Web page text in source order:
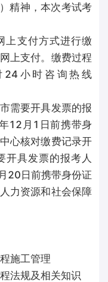
精神，本次考试考
上支付方式进行缴
上支付。缴费过程
24小时咨询热线
需要开具发票的报
12月1日前携带身
心核对缴费记录开
开具发票的报考人
20日前携带身份证
力资源和社会保障
施工管理
法规及相关知识